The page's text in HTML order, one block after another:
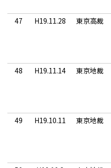
47
H19.11.28 東京高裁
48
H19.11.14 東京地裁
49
H19.10.11 東京地裁